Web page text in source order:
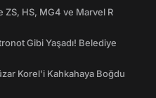
HS, MG4 ve Marvel R
Gibi Yaşadı! Belediye
Korel'i Kahkahaya Boğdu